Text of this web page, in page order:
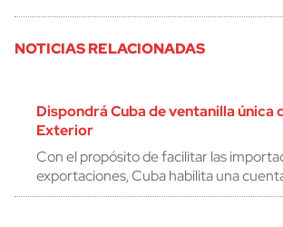
NOTICIAS RELACIONADAS
Dispondrá Cuba de ventanilla única
Exterior
Con el propósito de facilitar las
exportaciones, Cuba habilita una